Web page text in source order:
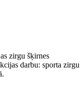
zirgu šķirnes
darbu: sporta zirgu